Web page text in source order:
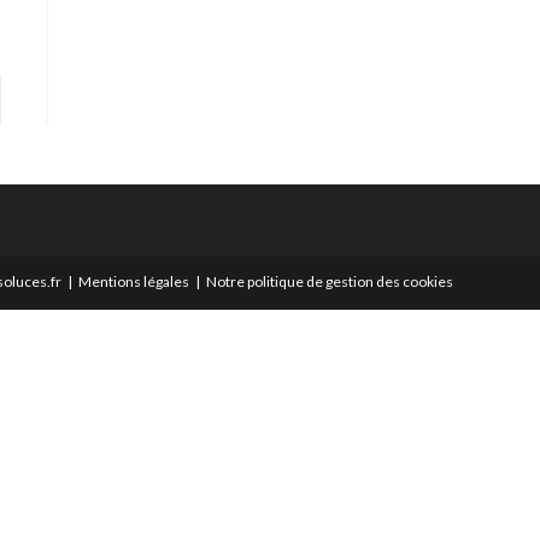
à la page suivante
Mentions légales Notre politique de gestion des cookies